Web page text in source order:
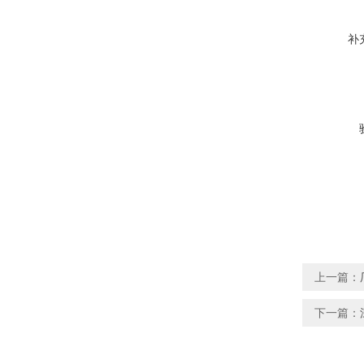
补
上一篇：
下一篇：